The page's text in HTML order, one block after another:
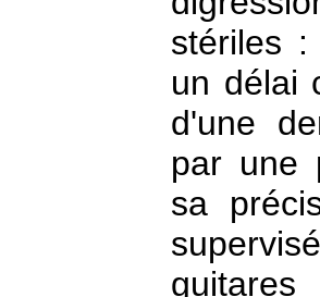
stériles :
un délai
d'une
par une
sa